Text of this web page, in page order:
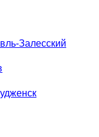
Залесский